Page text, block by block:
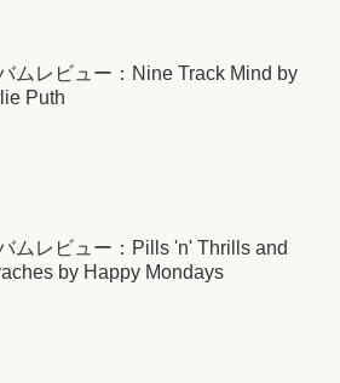
ムレビュー：Nine Track Mind by
Puth
ムレビュー：Pills 'n' Thrills and
by Happy Mondays